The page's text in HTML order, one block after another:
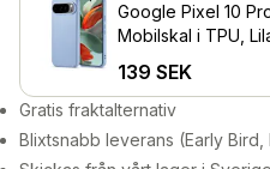
Google Pixel 10
Mobilskal i TPU,
139 SEK
Gratis fraktalternativ
Blixtsnabb leverans (Early